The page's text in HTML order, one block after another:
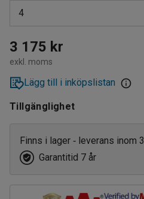
1460
4
4
5
3 175 kr
exkl. moms
Lägg till i inköpslistan
Tillgänglighet
Finns i lager ‑ leverans inom 3
Garantitid 7 år